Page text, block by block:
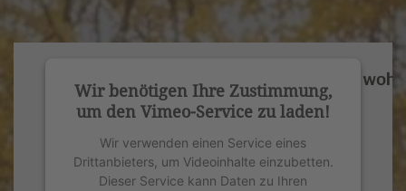
Wir benötigen Ihre Zustimmung,
um den Vimeo-Service zu laden!
Wir verwenden einen Service eines
Drittanbieters, um Videoinhalte einzubetten.
Dieser Service kann Daten zu Ihren